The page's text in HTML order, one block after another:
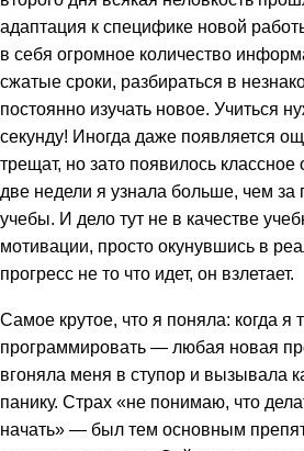
адаптация к специфике новой
в себя огромное количество
сжатые сроки, разбираться в
постоянно изучать новое. Учиться
секунду! Иногда даже появляется
трещат, но зато появилось
две недели я узнала больше, чем за
учебы. И дело тут не в качестве
мотивации, просто окунувшись в
прогресс не то что идет, он взлетает.
Самое крутое, что я поняла: когда я
программировать — любая новая
вгоняла меня в ступор и вызывала
панику. Страх «не понимаю, что
начать» — был тем основным